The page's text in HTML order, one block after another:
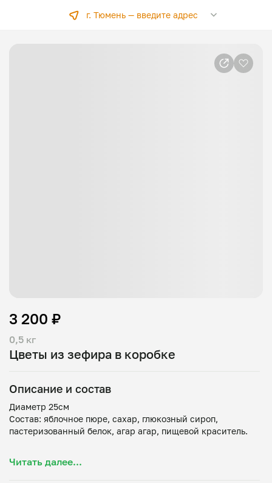
г. Тюмень — введите адрес
Цветы из зефира в коробке
0,5 кг
3 200 ₽
Описание и состав
Диаметр 25см
Состав: яблочное пюре, сахар, глюкозный сироп,
пастеризованный белок, агар агар, пищевой краситель.
температуре — 18 ± 3 °C и относительной влажности
Читать далее...